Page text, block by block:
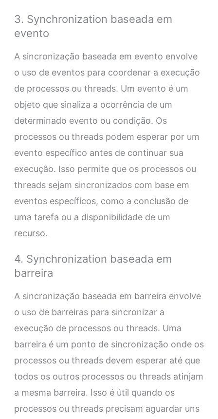
3. Synchronization baseada em
evento
A sincronização baseada em evento envolve
o uso de eventos para coordenar a execução
de processos ou threads. Um evento é um
objeto que sinaliza a ocorrência de um
determinado evento ou condição. Os
processos ou threads podem esperar por um
evento específico antes de continuar sua
execução. Isso permite que os processos ou
threads sejam sincronizados com base em
eventos específicos, como a conclusão de
uma tarefa ou a disponibilidade de um
recurso.
4. Synchronization baseada em
barreira
A sincronização baseada em barreira envolve
o uso de barreiras para sincronizar a
execução de processos ou threads. Uma
barreira é um ponto de sincronização onde os
processos ou threads devem esperar até que
todos os outros processos ou threads atinjam
a mesma barreira. Isso é útil quando os
processos ou threads precisam aguardar uns